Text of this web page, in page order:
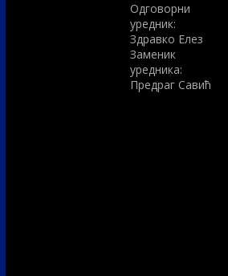
Одговорни
уредник:
Здравко Елез
Заменик
уредника:
Предраг Савић